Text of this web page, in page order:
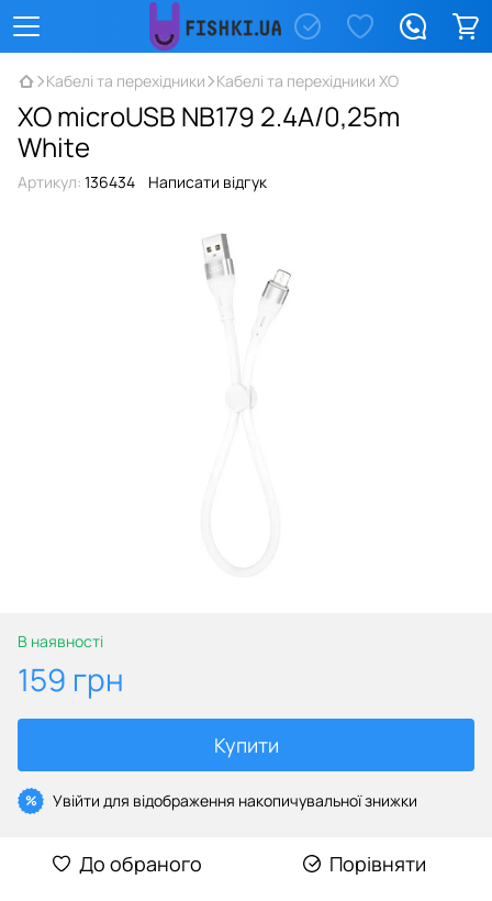
Кабелі та перехідники Кабелі та перехідники XO
XO microUSB NB179 2.4A/0,25m
White
Артикул: 136434 Написати відгук
В наявності
159 грн
Купити
% Увійти для відображення накопичувальної знижки
До обраного Порівняти